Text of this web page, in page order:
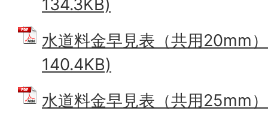
134.3KB)
水道料金早見表（共用20mm
140.4KB)
水道料金早見表（共用25mm